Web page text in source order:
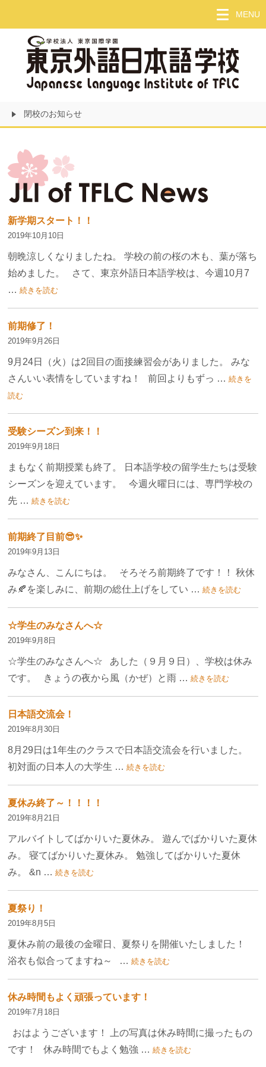
content
閉校のお知らせ
MENU
新学期スタート！！
2019年10月10日
朝晩涼しくなりましたね。 学校の前の桜の木も、葉が落ち
始めました。 さて、東京外語日本語学校は、今週10月7
… 続きを読む
前期修了！
2019年9月26日
9月24日（火）は2回目の面接練習会がありました。 みな
さんいい表情をしていますね！ 前回よりもずっ … 続きを
読む
受験シーズン到来！！
2019年9月18日
まもなく前期授業も終了。 日本語学校の留学生たちは受験
シーズンを迎えています。 今週火曜日には、専門学校の
先 … 続きを読む
前期終了目前😎✨
2019年9月13日
みなさん、こんにちは。 そろそろ前期終了です！！ 秋休
み🍂を楽しみに、前期の総仕上げをしてい … 続きを読む
☆学生のみなさんへ☆
2019年9月8日
☆学生のみなさんへ☆ あした（９月９日）、学校は休み
です。 きょうの夜から風（かぜ）と雨 … 続きを読む
日本語交流会！
2019年8月30日
8月29日は1年生のクラスで日本語交流会を行いました。
初対面の日本人の大学生 … 続きを読む
夏休み終了～！！！！
2019年8月21日
アルバイトしてばかりいた夏休み。 遊んでばかりいた夏休
み。 寝てばかりいた夏休み。 勉強してばかりいた夏休
み。 &n … 続きを読む
夏祭り！
2019年8月5日
夏休み前の最後の金曜日、夏祭りを開催いたしました！
浴衣も似合ってますね～ … 続きを読む
休み時間もよく頑張っています！
2019年7月18日
おはようございます！ 上の写真は休み時間に撮ったもの
です！ 休み時間でもよく勉強 … 続きを読む